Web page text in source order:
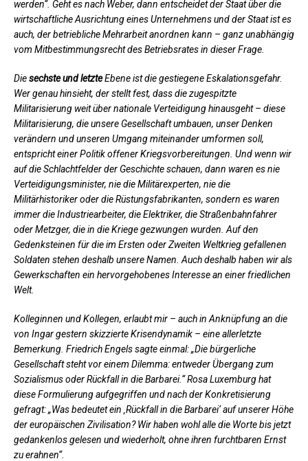
werden“. Geht es nach Weber, dann entscheidet der Staat über die
wirtschaftliche Ausrichtung eines Unternehmens und der Staat ist es
auch, der betriebliche Mehrarbeit anordnen kann – ganz unabhängig
vom Mitbestimmungsrecht des Betriebsrates in dieser Frage.
Diesechste und letzteEbene ist die gestiegene Eskalationsgefahr.
Wer genau hinsieht, der stellt fest, dass die zugespitzte
Militarisierung weit über nationale Verteidigung hinausgeht – diese
Militarisierung, die unsere Gesellschaft umbauen, unser Denken
verändern und unseren Umgang miteinander umformen soll,
entspricht einer Politik offener Kriegsvorbereitungen. Und wenn wir
auf die Schlachtfelder der Geschichte schauen, dann waren es nie
Verteidigungsminister, nie die Militärexperten, nie die
Militärhistoriker oder die Rüstungsfabrikanten, sondern es waren
immer die Industriearbeiter, die Elektriker, die Straßenbahnfahrer
oder Metzger, die in die Kriege gezwungen wurden. Auf den
Gedenksteinen für die im Ersten oder Zweiten Weltkrieg gefallenen
Soldaten stehen deshalb unsere Namen. Auch deshalb haben wir als
Gewerkschaften ein hervorgehobenes Interesse an einer friedlichen
Welt.
Kolleginnen und Kollegen, erlaubt mir – auch in Anknüpfung an die
von Ingar gestern skizzierte Krisendynamik – eine allerletzte
Bemerkung. Friedrich Engels sagte einmal: „Die bürgerliche
Gesellschaft steht vor einem Dilemma: entweder Übergang zum
Sozialismus oder Rückfall in die Barbarei.“ Rosa Luxemburg hat
diese Formulierung aufgegriffen und nach der Konkretisierung
gefragt: „Was bedeutet ein ‚Rückfall in die Barbarei‘ auf unserer Höhe
der europäischen Zivilisation? Wir haben wohl alle die Worte bis jetzt
gedankenlos gelesen und wiederholt, ohne ihren furchtbaren Ernst
zu erahnen“.